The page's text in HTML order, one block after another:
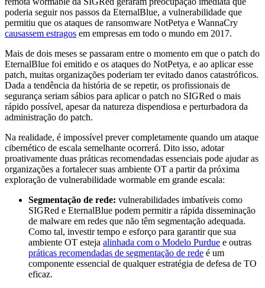
poderia seguir nos passos da EternalBlue, a vulnerabilidade que
permitiu que os ataques de ransomware NotPetya e WannaCry
causassem estragos em empresas em todo o mundo em 2017.
Mais de dois meses se passaram entre o momento em que o patch do
EternalBlue foi emitido e os ataques do NotPetya, e ao aplicar esse
patch, muitas organizações poderiam ter evitado danos catastróficos.
Dada a tendência da história de se repetir, os profissionais de
segurança seriam sábios para aplicar o patch no SIGRed o mais
rápido possível, apesar da natureza dispendiosa e perturbadora da
administração do patch.
Na realidade, é impossível prever completamente quando um ataque
cibernético de escala semelhante ocorrerá. Dito isso, adotar
proativamente duas práticas recomendadas essenciais pode ajudar as
organizações a fortalecer suas ambiente OT a partir da próxima
exploração de vulnerabilidade wormable em grande escala:
Segmentação de rede: vulnerabilidades imbatíveis como
SIGRed e EternalBlue podem permitir a rápida disseminação
de malware em redes que não têm segmentação adequada.
Como tal, investir tempo e esforço para garantir que sua
ambiente OT esteja alinhada com o Modelo Purdue e outras
práticas recomendadas de segmentação de rede é um
componente essencial de qualquer estratégia de defesa de TO
eficaz.